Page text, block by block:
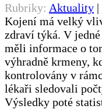
Rubriky: Aktuality |
Kojení má velký
zdraví týká. V
měli informace o
výhradně krmeny,
kontrolovány v
lékaři sledovali
Výsledky poté